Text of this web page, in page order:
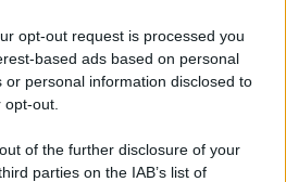
opt-out request is processed you
based ads based on personal
or personal information disclosed to
out.
of the further disclosure of your
parties on the IAB’s list of
GLA 2027: design,